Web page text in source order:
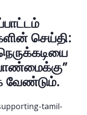
செய்தி:
வேண்டும்.
tamil-